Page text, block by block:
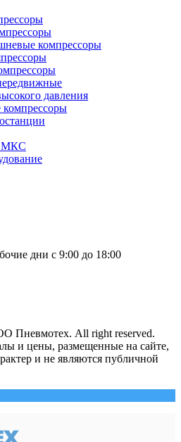
компрессоры
давления
компрессоры
МКС
дни с 9:00 до 18:00
Пневмотех. All right reserved.
и цены, размещенные на сайте,
и не являются публичной